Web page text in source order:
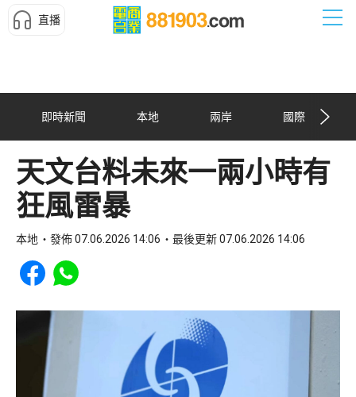
直播
即時新聞 本地 兩岸 國際
天文台料未來一兩小時有
狂風雷暴
本地 發佈 07.06.2026 14:06 最後更新 07.06.2026 14:06
Share to Facebook
Share to WhatsApp